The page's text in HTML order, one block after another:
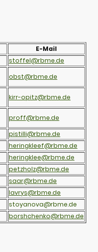
E-Mail
stoffel@rbme.de
obst@rbme.de
kirr-opitz@rbme.de
proff@rbme.de
pistilli@rbme.de
heringkleef@rbme.de
heringklee@rbme.de
petzholz@rbme.de
saar@rbme.de
lavrys@rbme.de
stoyanova@rbme.de
borshchenko@rbme.de